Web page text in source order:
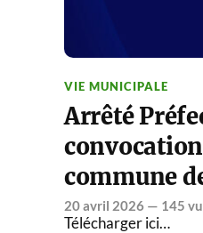
VIE MUNICIPALE
Arrêté
commune
20 avril 2026 — 145
Télécharger ici…